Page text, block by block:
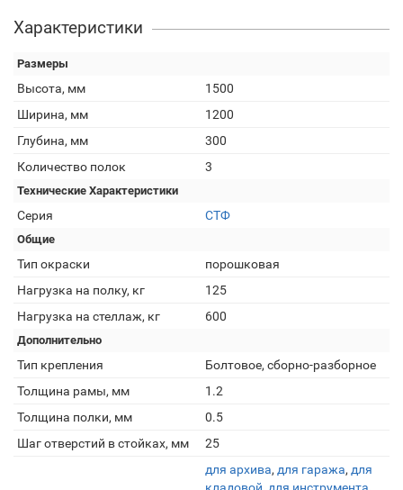
Характеристики
Размеры
Высота, мм
1500
Ширина, мм
1200
Глубина, мм
300
Количество полок
3
Технические Характеристики
Серия СТФ
Общие
Тип окраски
порошковая
Нагрузка на полку, кг
125
Нагрузка на стеллаж, кг
600
Дополнительно
Тип крепления
Болтовое, сборно-разборное
Толщина рамы, мм
1.2
Толщина полки, мм
0.5
Шаг отверстий в стойках, мм
25
для архива, для гаража, для